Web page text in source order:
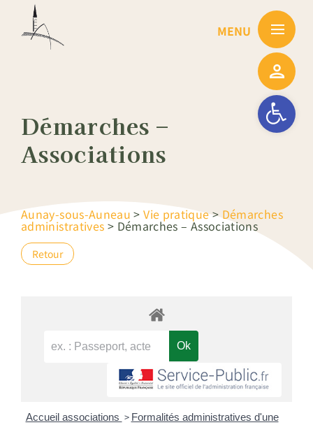
Ouvrir la
Démarches –
Associations
Aunay-sous-Auneau >Vie pratique>Démarches
administratives > Démarches – Associations
Retour
Accueil associations > Formalités administratives d'une